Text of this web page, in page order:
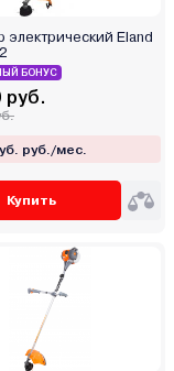
Eland
БОНУС
руб.
руб./мес.
Купить